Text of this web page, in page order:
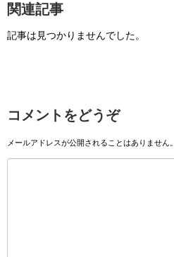
関連記事
記事は見つかりませんでした。
コメントをどうぞ
メールアドレスが公開されることはありません。